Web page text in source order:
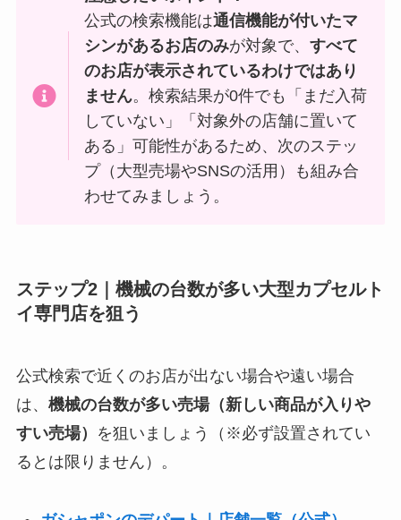
公式の検索機能は通信機能が付いたマ
シンがあるお店のみが対象で、すべて
のお店が表示されているわけではあり
ません。検索結果が0件でも「まだ入荷
していない」「対象外の店舗に置いて
ある」可能性があるため、次のステッ
プ（大型売場やSNSの活用）も組み合
わせてみましょう。
ステップ2｜機械の台数が多い大型カプセルト
イ専門店を狙う
公式検索で近くのお店が出ない場合や遠い場合
は、 機械の台数が多い売場（新しい商品が入りや
すい売場）
を狙いましょう（※必ず設置されてい
るとは限りません）。